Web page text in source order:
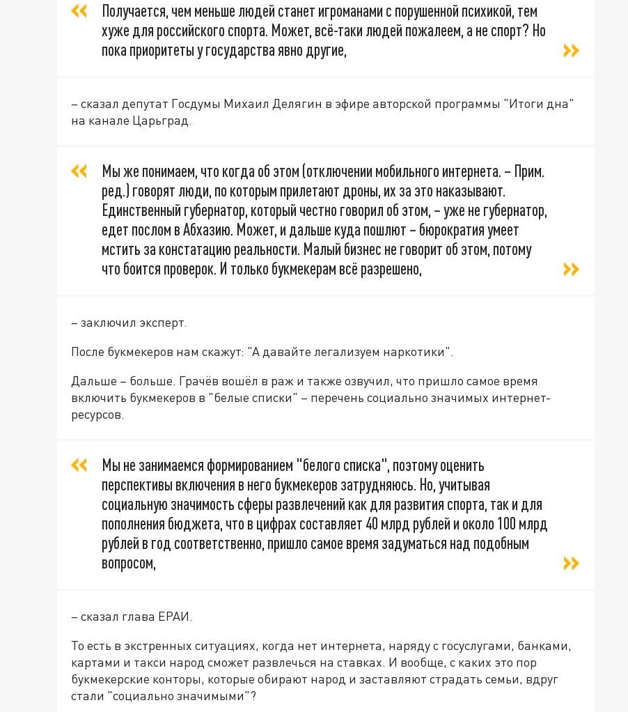
Получается, чем меньше людей станет игроманами с порушенной психикой, тем
хуже для российского спорта. Может, всё-таки людей пожалеем, а не спорт? Но
пока приоритеты у государства явно другие,
– сказал депутат Госдумы Михаил Делягин в эфире авторской программы "Итоги дна"
на канале Царьград.
Мы же понимаем, что когда об этом (отключении мобильного интернета. – Прим.
ред.) говорят люди, по которым прилетают дроны, их за это наказывают.
Единственный губернатор, который честно говорил об этом, – уже не губернатор,
едет послом в Абхазию. Может, и дальше куда пошлют – бюрократия умеет
мстить за констатацию реальности. Малый бизнес не говорит об этом, потому
что боится проверок. И только букмекерам всё разрешено,
– заключил эксперт.
После букмекеров нам скажут: "А давайте легализуем наркотики".
Дальше – больше. Грачёв вошёл в раж и также озвучил, что пришло самое время
включить букмекеров в "белые списки" – перечень социально значимых интернет-
ресурсов.
Мы не занимаемся формированием "белого списка", поэтому оценить
перспективы включения в него букмекеров затрудняюсь. Но, учитывая
социальную значимость сферы развлечений как для развития спорта, так и для
пополнения бюджета, что в цифрах составляет 40 млрд рублей и около 100 млрд
рублей в год соответственно, пришло самое время задуматься над подобным
вопросом,
– сказал глава ЕРАИ.
То есть в экстренных ситуациях, когда нет интернета, наряду с госуслугами, банками,
картами и такси народ сможет развлечься на ставках. И вообще, с каких это пор
букмекерские конторы, которые обирают народ и заставляют страдать семьи, вдруг
стали "социально значимыми"?